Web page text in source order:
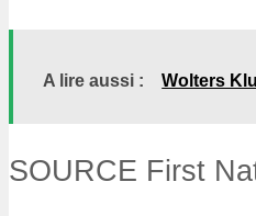
A lire aussi : Wolters
SOURCE First